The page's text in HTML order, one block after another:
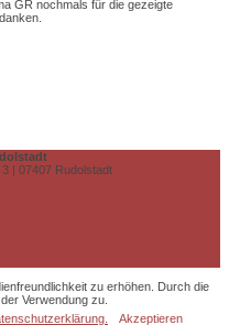
GR nochmals für die gezeigte
| 07407 Rudolstadt
zu erhöhen. Durch die
Verwendung zu.
Akzeptieren